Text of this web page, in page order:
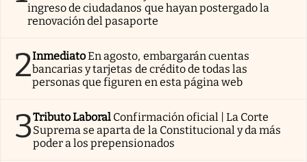
ingreso de ciudadanos que hayan postergado la
renovación del pasaporte
2InmediatoEn agosto, embargarán cuentas
bancarias y tarjetas de crédito de todas las
personas que figuren en esta página web
3Tributo Laboral Confirmación oficial | La Corte
Suprema se aparta de la Constitucional y da más
poder a los prepensionados